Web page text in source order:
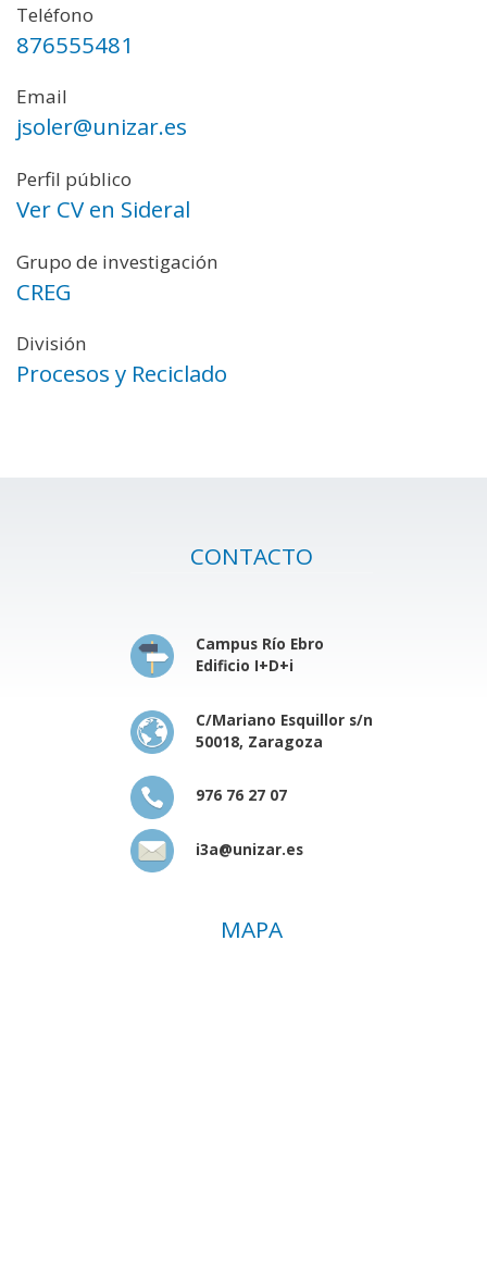
Teléfono
876555481
Email
jsoler@unizar.es
Perfil público
Ver CV en Sideral
Grupo de investigación
CREG
División
Procesos y Reciclado
CONTACTO
Campus Río Ebro
Edificio I+D+i
C/Mariano Esquillor s/n
50018, Zaragoza
976 76 27 07
i3a@unizar.es
MAPA